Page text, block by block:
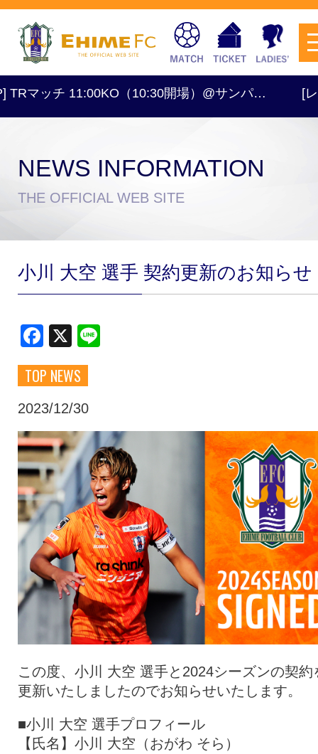
クラブ・会社情報
ファンクラブ 試合を観戦
チケットを購入
トップチーム アカデミー
スポンサー グッズ
特設ページ
ッチ 11:00KO（10:30開場）@サンパ… [レディ
NEWS INFORMATION
THE OFFICIAL WEB SITE
小川 大空 選手 契約更新のお知らせ
Facebook
X
TOP NEWS
2023/12/30
この度、小川 大空 選手と2024シーズンの契約
更新いたしましたのでお知らせいたします。
■小川 大空 選手プロフィール
【氏名】小川 大空（おがわ そら）